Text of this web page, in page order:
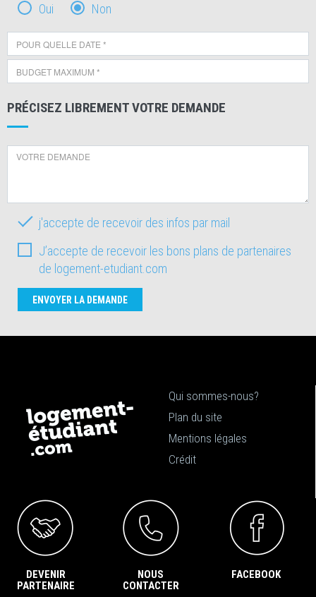
Oui
Non
PRÉCISEZ LIBREMENT VOTRE DEMANDE
j'accepte de recevoir des infos par mail
J’accepte de recevoir les bons plans de partenaires
de logement-etudiant.com
ENVOYER LA DEMANDE
Qui sommes-nous?
Plan du site
Mentions légales
Crédit
DEVENIR
PARTENAIRE
NOUS
CONTACTER
FACEBOOK